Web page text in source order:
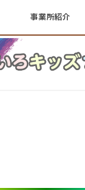
事業所紹介